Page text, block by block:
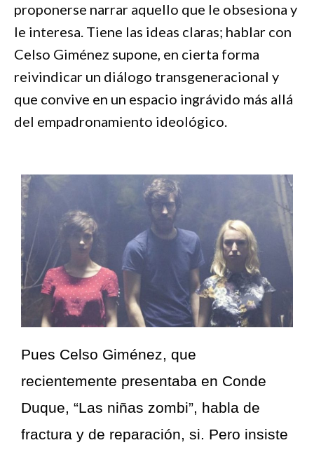
proponerse narrar aquello que le obsesiona y
le interesa. Tiene las ideas claras; hablar con
Celso Giménez supone, en cierta forma
reivindicar un diálogo transgeneracional y
que convive en un espacio ingrávido más allá
del empadronamiento ideológico.
Pues Celso Giménez, que
recientemente presentaba en Conde
Duque, “Las niñas zombi”, habla de
fractura y de reparación, si. Pero insiste